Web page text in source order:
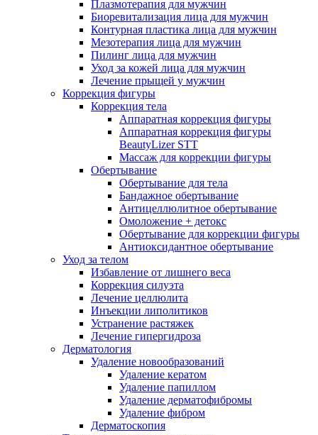
Плазмотерапия для мужчин
Биоревитализация лица для мужчин
Контурная пластика лица для мужчин
Мезотерапия лица для мужчин
Пилинг лица для мужчин
Уход за кожей лица для мужчин
Лечение прыщей у мужчин
Коррекция фигуры
Коррекция тела
Аппаратная коррекция фигуры
Аппаратная коррекция фигуры
BeautyLizer STT
Массаж для коррекции фигуры
Обертывание
Обертывание для тела
Бандажное обертывание
Антицеллюлитное обертывание
Омоложение + детокс
Обертывание для коррекции фигуры
Антиоксидантное обертывание
Уход за телом
Избавление от лишнего веса
Коррекция силуэта
Лечение целлюлита
Инъекции липолитиков
Устранение растяжек
Лечение гипергидроза
Дерматология
Удаление новообразований
Удаление кератом
Удаление папиллом
Удаление дерматофибромы
Удаление фибром
Дерматоскопия